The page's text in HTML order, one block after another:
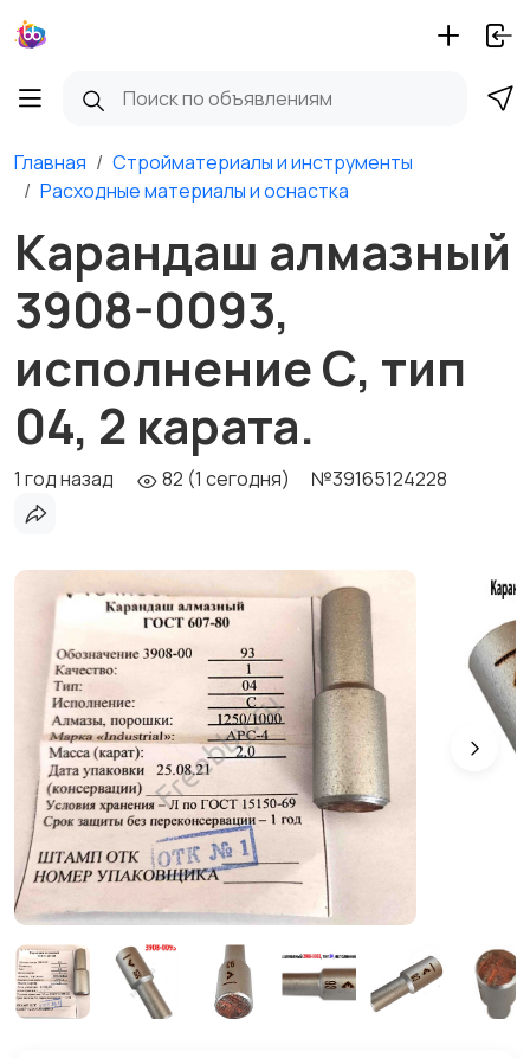
Главная
Стройматериалы и инструменты
Расходные материалы и оснастка
Карандаш алмазный
3908-0093,
исполнение С, тип
04, 2 карата.
1 год назад 82 (1 сегодня) №39165124228